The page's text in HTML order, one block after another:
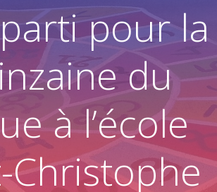
parti pour la
du
à l’école
Christophe